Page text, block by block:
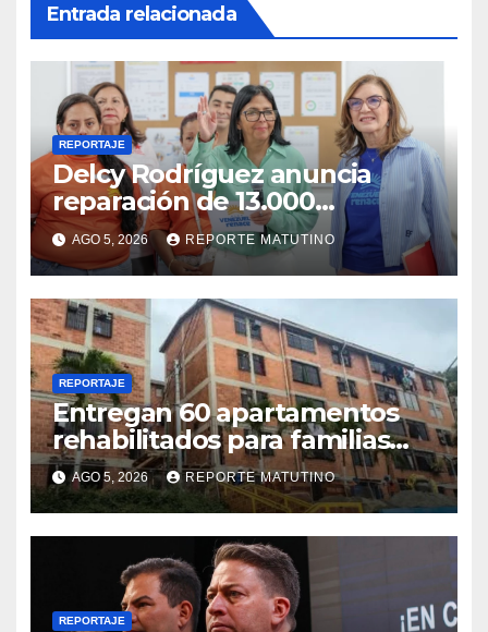
Entrada relacionada
REPORTAJE
Delcy Rodríguez anuncia
reparación de 13.000
viviendas afectadas por los
terremotos
AGO 5, 2026 REPORTE MATUTINO
REPORTAJE
Entregan 60 apartamentos
rehabilitados para familias
del urbanismo Ana Victoria
en La Guaira
AGO 5, 2026 REPORTE MATUTINO
REPORTAJE